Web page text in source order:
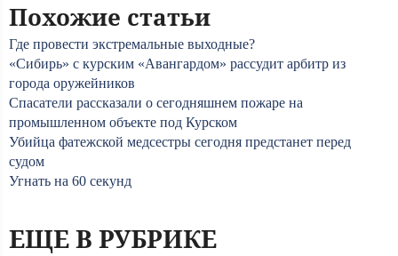
Похожие статьи
Где провести экстремальные выходные?
«Сибирь» с курским «Авангардом» рассудит арбитр из
города оружейников
Спасатели рассказали о сегодняшнем пожаре на
промышленном объекте под Курском
Убийца фатежской медсестры сегодня предстанет перед
судом
Угнать на 60 секунд
ЕЩЕ В РУБРИКЕ